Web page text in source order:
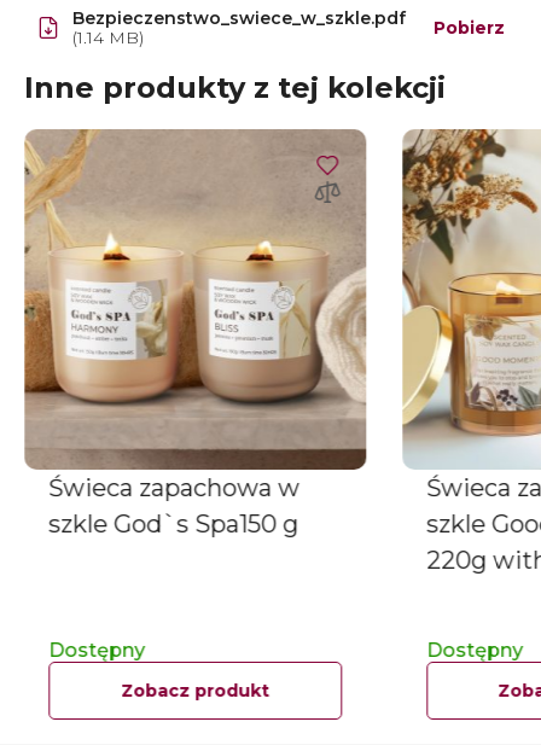
Bezpieczenstwo_swiece_w_szkle.pdf
(1.14 MB)
Pobierz
Inne produkty z tej kolekcji
Świeca zapachowa w
szkle God`s Spa150 g
Dostępny
Zobacz produkt
Świeca
szkle
220g
Dostępny